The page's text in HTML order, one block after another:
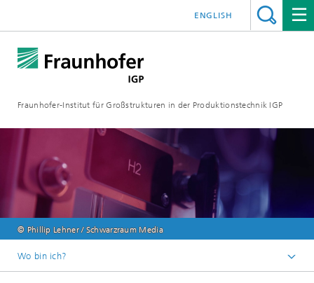
Fraunhofer-Institut für Großstrukturen in der Produktionstechnik IGP
ENGLISH
© Phillip Lehner / Schwarzraum Media
Wo bin ich?